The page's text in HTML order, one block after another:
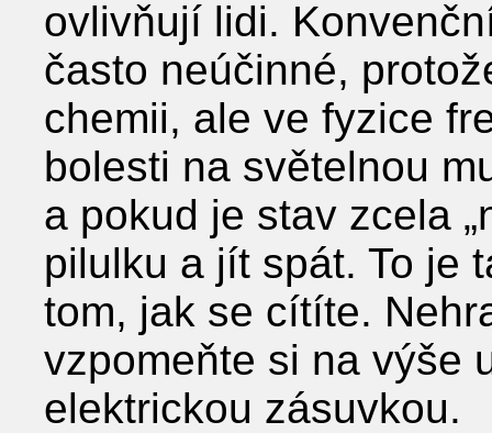
ovlivňují lidi.
často neúčinné,
chemii, ale ve fyzice
bolesti na světelnou
a pokud je stav zcela
pilulku a jít spát. To je
tom, jak se cítíte.
vzpomeňte si na výše
elektrickou zásuvkou.